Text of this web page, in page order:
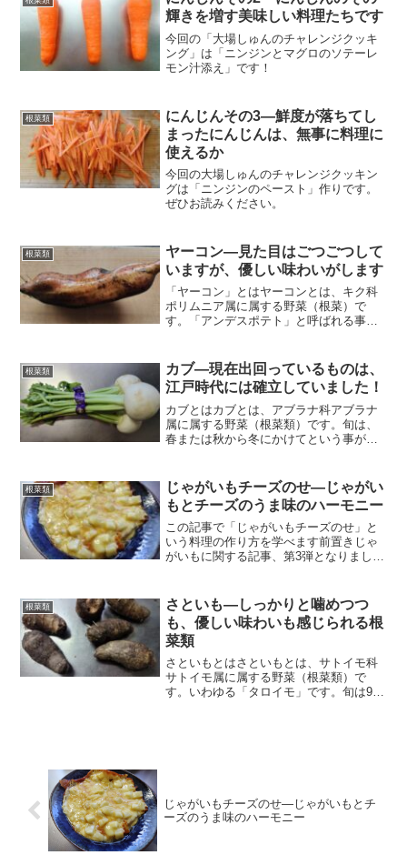
輝きを増す美味しい料理たちです
今回の「大場しゅんのチャレンジクッキ
ング」は「ニンジンとマグロのソテーレ
モン汁添え」です！
根菜類
にんじんその3―鮮度が落ちてし
まったにんじんは、無事に料理に
使えるか
今回の大場しゅんのチャレンジクッキン
グは「ニンジンのペースト」作りです。
ぜひお読みください。
根菜類
ヤーコン―見た目はごつごつして
いますが、優しい味わいがします
「ヤーコン」とはヤーコンとは、キク科
ポリムニア属に属する野菜（根菜）で
す。「アンデスポテト」と呼ばれる事も
は10～12月頃で、日本に住む多くの方々
にとって、その歴史は新...
根菜類
カブ―現在出回っているものは、
江戸時代には確立していました！
カブとはカブとは、アブラナ科アブラナ
属に属する野菜（根菜類）です。旬は、
春または秋から冬にかけてという事が多
く扱え、古くから多くの日本人に愛され
てきました。また、葉も食...
根菜類
じゃがいもチーズのせ―じゃがい
もとチーズのうま味のハーモニー
この記事で「じゃがいもチーズのせ」と
いう料理の作り方を学べます前置きじゃ
がいもに関する記事、第3弾となりまし
し、カレーライスの具材にもいける、肉
じゃがも良いですよね。そし...
根菜類
さといも―しっかりと噛めつつ
も、優しい味わいも感じられる根
菜類
さといもとはさといもとは、サトイモ科
サトイモ属に属する野菜（根菜類）で
す。いわゆる「タロイモ」です。旬は9～
じゃがいもチーズのせ―じゃがいもとチ
ーズのうま味のハーモニー